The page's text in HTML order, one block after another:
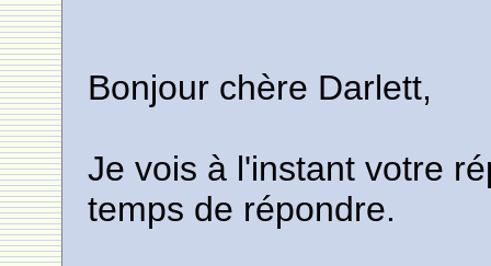
Bonjour chère Darlett,
Je vois à l'instant votre
temps de répondre.